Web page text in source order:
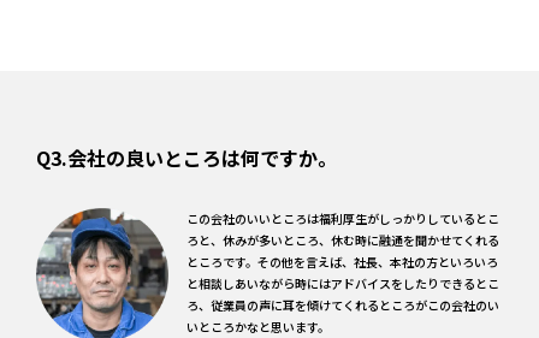
Q3.会社の良いところは何ですか。
この会社のいいところは福利厚生がしっかりしているとこ
ろと、休みが多いところ、休む時に融通を聞かせてくれる
ところです。その他を言えば、社長、本社の方といろいろ
と相談しあいながら時にはアドバイスをしたりできるとこ
ろ、従業員の声に耳を傾けてくれるところがこの会社のい
いところかなと思います。